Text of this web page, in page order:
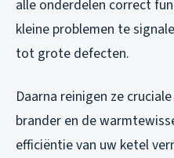
alle onderdelen correct
kleine problemen te
tot grote defecten.
Daarna reinigen ze
brander en de
efficiëntie van uw ketel